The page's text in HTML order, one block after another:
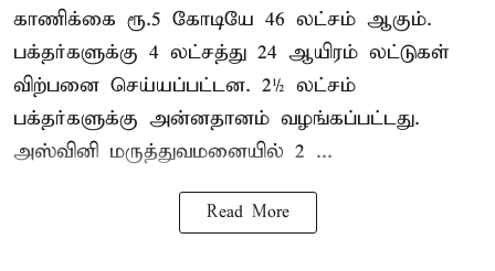
காணிக்கை ரூ.5 கோடியே 46 லட்சம் ஆகும்.
பக்தர்களுக்கு 4 லட்சத்து 24 ஆயிரம் லட்டுகள்
விற்பனை செய்யப்பட்டன. 2½ லட்சம்
பக்தர்களுக்கு அன்னதானம் வழங்கப்பட்டது.
அஸ்வினி மருத்துவமனையில் 2 ...
Read More